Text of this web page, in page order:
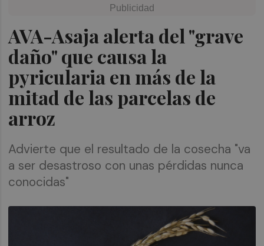
AVA-Asaja alerta del "grave
daño" que causa la
pyricularia en más de la
mitad de las parcelas de
arroz
Advierte que el resultado de la cosecha "va
a ser desastroso con unas pérdidas nunca
conocidas"